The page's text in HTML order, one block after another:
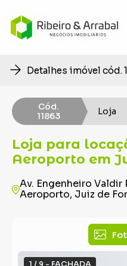
Detalhes imóvel cód.
Cód.
11863
Loja
Loja para
Aeroporto em
Av. Engenheiro Valdir
Aeroporto, Juiz de